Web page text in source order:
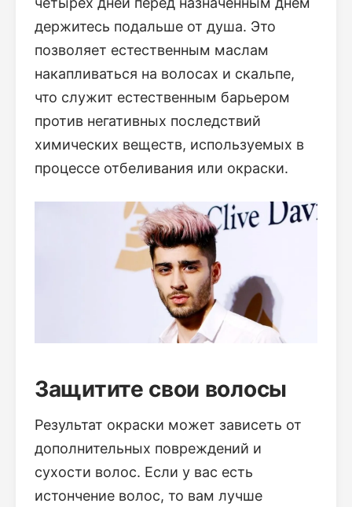
держитесь подальше от душа. Это
позволяет естественным маслам
накапливаться на волосах и скальпе,
что служит естественным барьером
против негативных последствий
химических веществ, используемых в
процессе отбеливания или окраски.
Защитите свои волосы
Результат окраски может зависеть от
дополнительных повреждений и
сухости волос. Если у вас есть
истончение волос, то вам лучше